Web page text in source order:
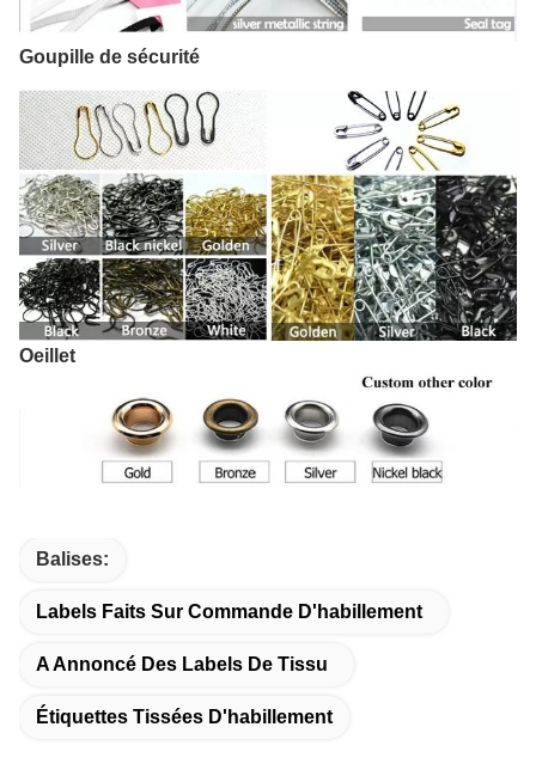
Goupille de sécurité
Oeillet
Balises:
Labels Faits Sur Commande D'habillement
A Annoncé Des Labels De Tissu
Étiquettes Tissées D'habillement